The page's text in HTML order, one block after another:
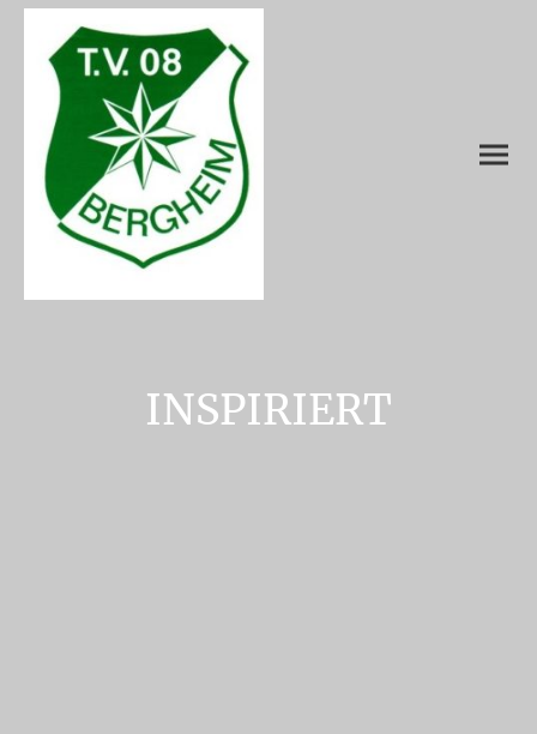
INSPIRIERT